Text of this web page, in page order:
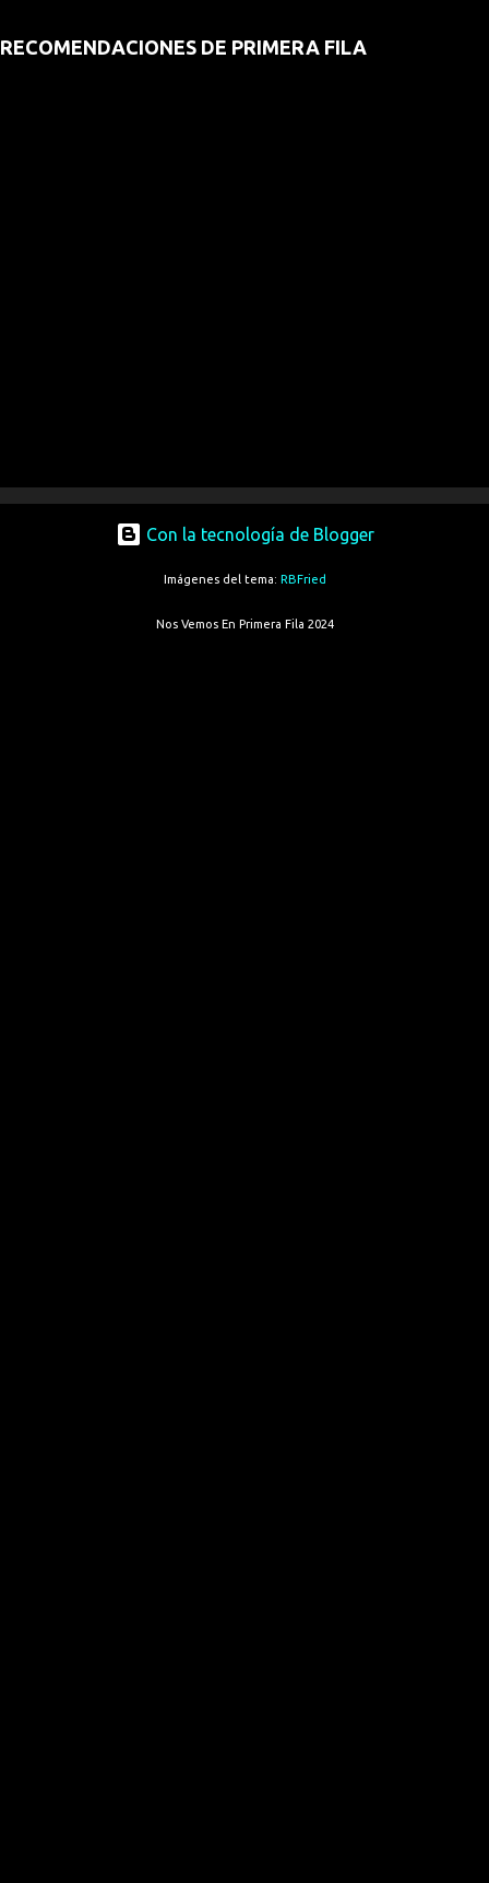
RECOMENDACIONES DE PRIMERA FILA
Con la tecnología de Blogger
Imágenes del tema: RBFried
Nos Vemos En Primera Fila 2024